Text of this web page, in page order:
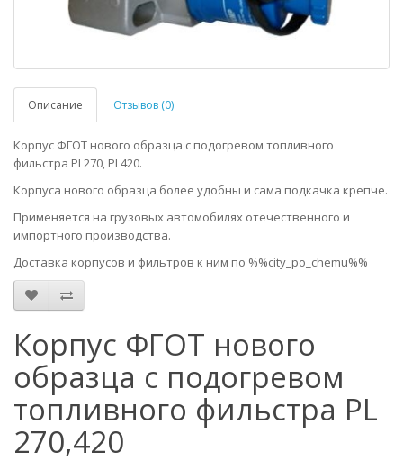
Описание Отзывов (0)
Корпус ФГОТ нового образца с подогревом топливного
фильстра PL270, PL420.
Корпуса нового образца более удобны и сама подкачка крепче.
Применяется на грузовых автомобилях отечественного и
импортного производства.
Доставка корпусов и фильтров к ним по %%city_po_chemu%%
Корпус ФГОТ нового
образца с подогревом
топливного фильстра PL
270,420